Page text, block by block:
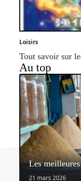
Loisirs
Tout savoir sur
Au top
Les
21 mars 2026
Contact